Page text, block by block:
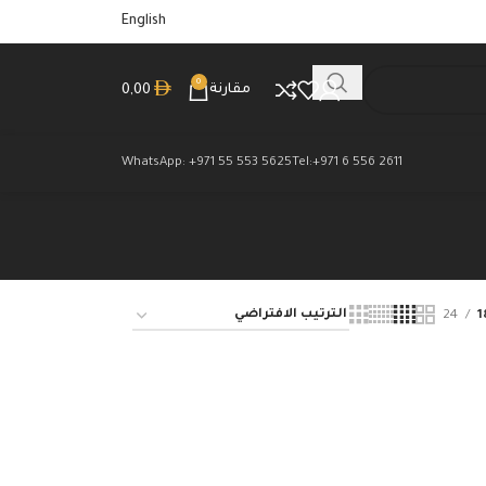
English
مقارنة
0
0,00
Tel:+971 6 556 2611
WhatsApp: +971 55 553 5625
24